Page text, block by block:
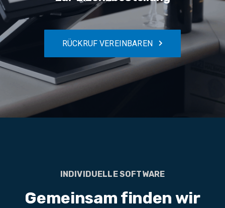
RÜCKRUF VEREINBAREN
INDIVIDUELLE SOFTWARE
Gemeinsam finden wir